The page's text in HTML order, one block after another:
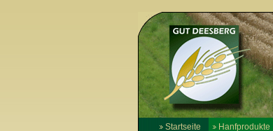
Startseite Hanfprodukte